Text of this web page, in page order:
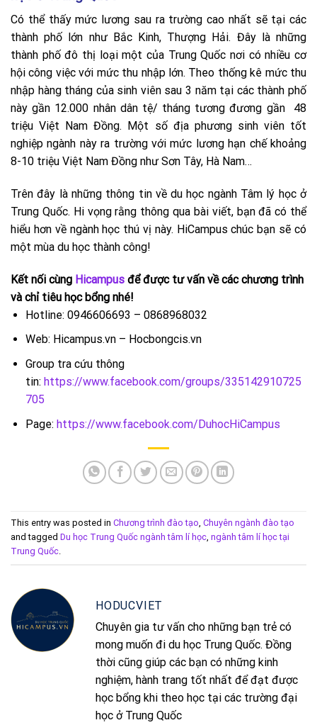
Có thể thấy mức lương sau ra trường cao nhất sẽ tại các
thành phố lớn như Bắc Kinh, Thượng Hải. Đây là những
thành phố đô thị loại một của Trung Quốc nơi có nhiều cơ
hội công việc với mức thu nhập lớn. Theo thống kê mức thu
nhập hàng tháng của sinh viên sau 3 năm tại các thành phố
này gần 12.000 nhân dân tệ/ tháng tương đương gần 48
triệu Việt Nam Đồng. Một số địa phương sinh viên tốt
nghiệp ngành này ra trường với mức lương hạn chế khoảng
8-10 triệu Việt Nam Đồng như Sơn Tây, Hà Nam…
Trên đây là những thông tin về du học ngành Tâm lý học ở
Trung Quốc. Hi vọng rằng thông qua bài viết, bạn đã có thể
hiểu hơn về ngành học thú vị này. HiCampus chúc bạn sẽ có
một mùa du học thành công!
Kết nối cùng Hicampus để được tư vấn về các chương trình
và chỉ tiêu học bổng nhé!
Hotline: 0946606693 – 0868968032
Web: Hicampus.vn – Hocbongcis.vn
Group tra cứu thông
tin: https://www.facebook.com/groups/335142910725
705
Page: https://www.facebook.com/DuhocHiCampus
This entry was posted in Chương trình đào tạo, Chuyên ngành đào tạo
and tagged Du học Trung Quốc ngành tâm lí học, ngành tâm lí học tại
Trung Quốc.
HODUCVIET
Chuyên gia tư vấn cho những bạn trẻ có
mong muốn đi du học Trung Quốc. Đồng
thời cũng giúp các bạn có những kinh
nghiệm, hành trang tốt nhất để đạt được
học bổng khi theo học tại các trường đại
học ở Trung Quốc